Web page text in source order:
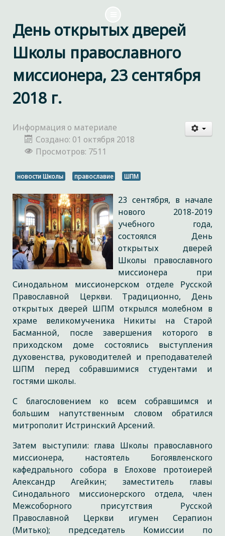
День открытых дверей
Школы православного
миссионера, 23 сентября
2018 г.
Информация о материале
Создано: 01 октября 2018
Просмотров: 7511
новости Школы православие ШПМ
23 сентября, в начале
нового 2018-2019
учебного года,
состоялся День
открытых дверей
Школы православного
миссионера при
Синодальном миссионерском отделе Русской
Православной Церкви. Традиционно, День
открытых дверей ШПМ открылся молебном в
храме великомученика Никиты на Старой
Басманной, после завершения которого в
приходском доме состоялись выступления
духовенства, руководителей и преподавателей
ШПМ перед собравшимися студентами и
гостями школы.
С благословением ко всем собравшимся и
большим напутственным словом обратился
митрополит Истринский Арсений.
Затем выступили: глава Школы православного
миссионера, настоятель Богоявленского
кафедрального собора в Елохове протоиерей
Александр Агейкин; заместитель главы
Синодального миссионерского отдела, член
Межсоборного присутствия Русской
Православной Церкви игумен Серапион
(Митько); председатель Комиссии по